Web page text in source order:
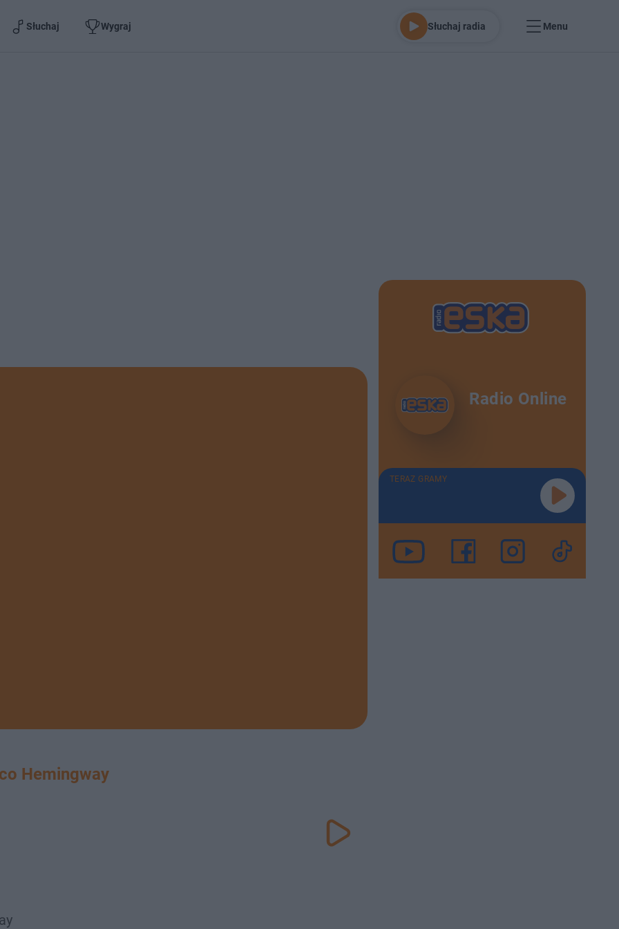
Słuchaj Wygraj Słuchaj radia Menu
Hemingway
Radio Online
TERAZ GRAMY